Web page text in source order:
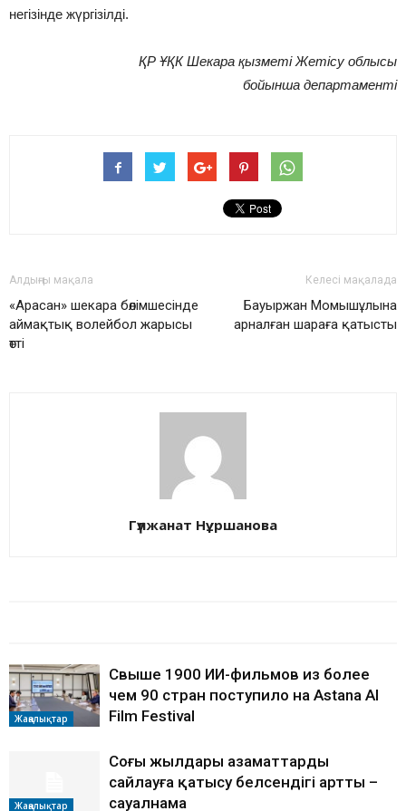
негізінде жүргізілді.
ҚР ҰҚК Шекара қызметі Жетісу облысы
бойынша департаменті
Алдыңғы мақала
«Арасан» шекара бөлімшесінде
аймақтық волейбол жарысы
өтті
Келесі мақалада
Бауыржан Момышұлына
арналған шараға қатысты
Гүлжанат Нұршанова
Жаңалықтар
Свыше 1900 ИИ-фильмов из более
чем 90 стран поступило на Astana AI
Film Festival
Жаңалықтар
Соңғы жылдары азаматтардың
сайлауға қатысу белсендігі артты –
сауалнама